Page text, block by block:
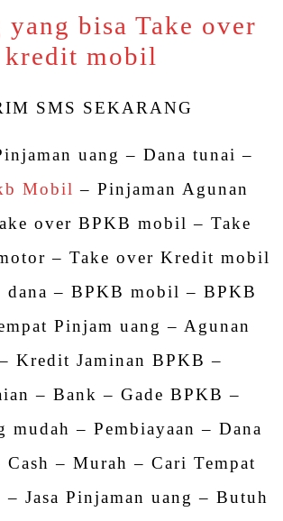
yang bisa Take over
kredit mobil
SMS SEKARANG
uang – Dana tunai –
Mobil – Pinjaman Agunan
over BPKB mobil – Take
– Take over Kredit mobil
dana – BPKB mobil – BPKB
Pinjam uang – Agunan
Kredit Jaminan BPKB –
– Bank – Gade BPKB –
mudah – Pembiayaan – Dana
Cash – Murah – Cari Tempat
– Jasa Pinjaman uang – Butuh